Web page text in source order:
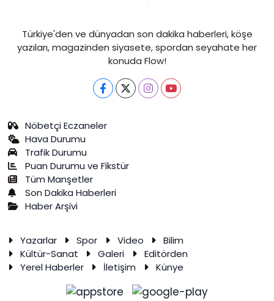
Türkiye'den ve dünyadan son dakika haberleri, köşe
yazıları, magazinden siyasete, spordan seyahate her
konuda Flow!
Nöbetçi Eczaneler
Hava Durumu
Trafik Durumu
Puan Durumu ve Fikstür
Tüm Manşetler
Son Dakika Haberleri
Haber Arşivi
Yazarlar Spor Video
Bilim
Kültür-Sanat
Galeri
Editörden
Yerel Haberler
İletişim Künye